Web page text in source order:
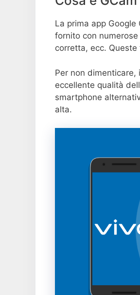
La prima app Google
fornito con
corretta, ecc.
Per non
eccellente qualità
smartphone
alta.